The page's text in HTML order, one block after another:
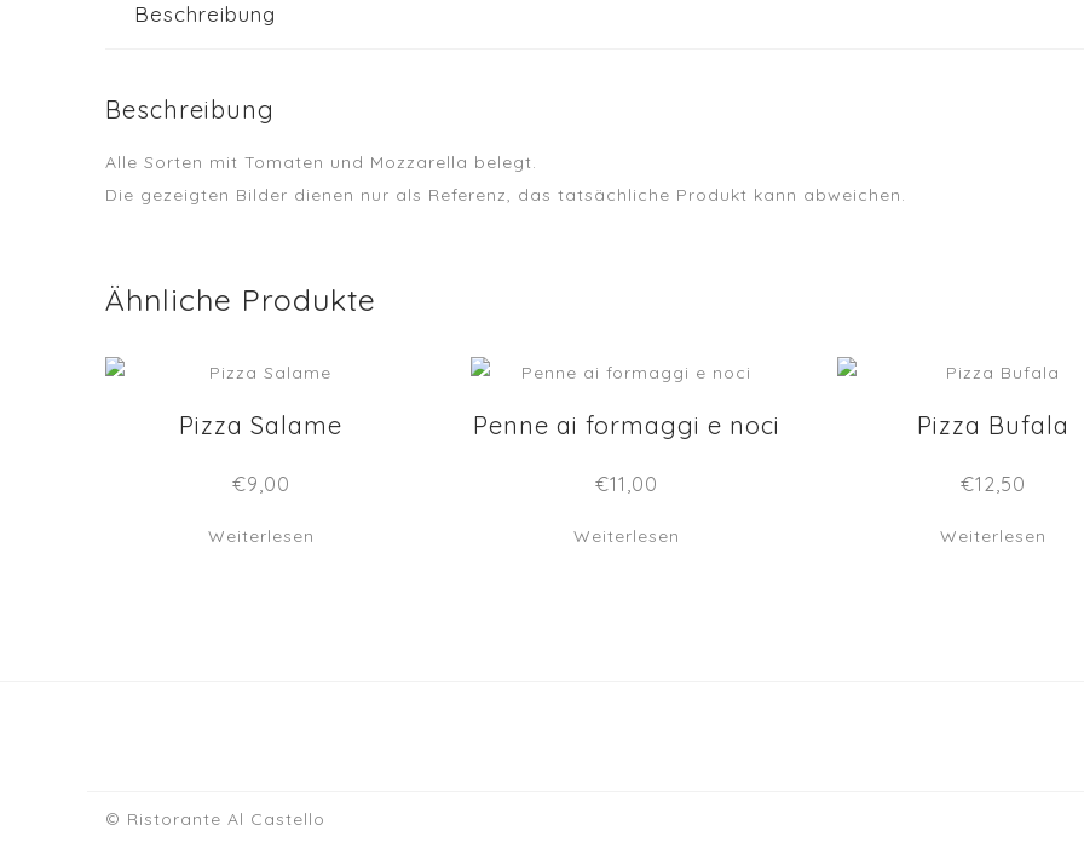
Beschreibung
Beschreibung
Alle Sorten mit Tomaten und Mozzarella belegt.
Die gezeigten Bilder dienen nur als Referenz, das tatsächliche Produkt kann abweichen.
Ähnliche Produkte
Pizza Salame
€9,00
Weiterlesen
Penne ai formaggi e noci
€11,00
Weiterlesen
Pizza Bufala
€12,50
Weiterlesen
© Ristorante Al Castello